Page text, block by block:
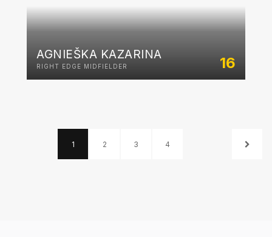
AGNIEŠKA KAZARINA
RIGHT EDGE MIDFIELDER 16
1 2 3 4